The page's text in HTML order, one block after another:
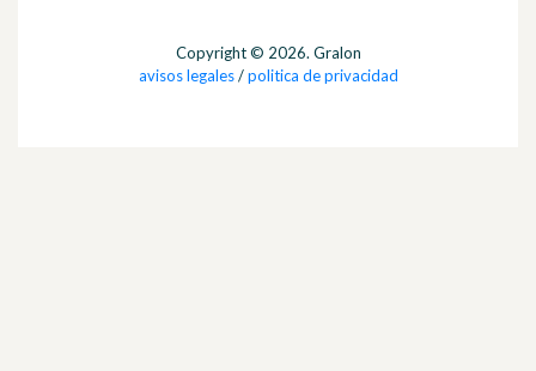
Copyright © 2026. Gralon
avisos legales/politica de privacidad